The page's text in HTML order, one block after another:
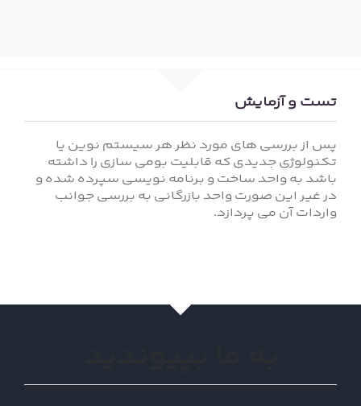
تست و آزمایش
پس از بررسی های مورد نظر هر سیستم نوین یا
تکنولوژی جدیدی که قابلیت بومی سازی را داشته
باشد به واحد ساخت و برنامه نویسی سپرده شده و
در غیر این صورت واحد بازرگانی به بررسی جوانب
واردات آن می پردازد.